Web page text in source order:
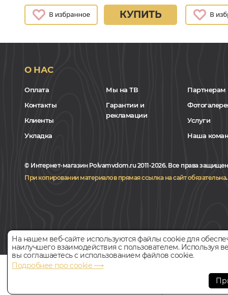
КУПИТЬ
О НАС
Оплата
Контакты
Клиенты
Укладка
Мы на ТВ
Гарантии и
рекламации
Партнерам
Услуги
Наша
© Интернет-магазин Polvamvdom.ru 2011-2026. Все права
При копировании материалов прямая ссылка на сайт обязательна.
На нашем веб-сайте используются файлы cookie для
наилучшего взаимодействия с пользователем. Используя
вы соглашаетесь с использованием файлов cookie.
Подробнее про cookie ⟶